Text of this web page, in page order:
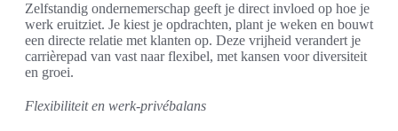
Zelfstandig ondernemerschap geeft je direct invloed op hoe je
werk eruitziet. Je kiest je opdrachten, plant je weken en bouwt
een directe relatie met klanten op. Deze vrijheid verandert je
carrièrepad van vast naar flexibel, met kansen voor diversiteit
en groei.
Flexibiliteit en werk-privébalans